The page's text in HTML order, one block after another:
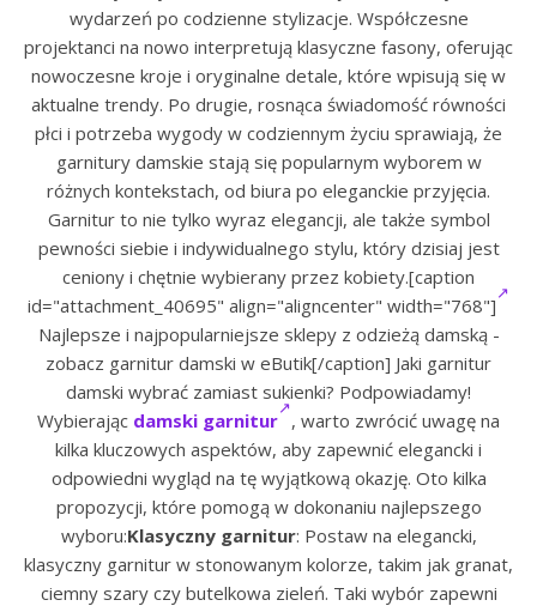
wydarzeń po codzienne stylizacje. Współczesne
projektanci na nowo interpretują klasyczne fasony, oferując
nowoczesne kroje i oryginalne detale, które wpisują się w
aktualne trendy. Po drugie, rosnąca świadomość równości
płci i potrzeba wygody w codziennym życiu sprawiają, że
garnitury damskie stają się popularnym wyborem w
różnych kontekstach, od biura po eleganckie przyjęcia.
Garnitur to nie tylko wyraz elegancji, ale także symbol
pewności siebie i indywidualnego stylu, który dzisiaj jest
ceniony i chętnie wybierany przez kobiety.[caption
id="attachment_40695" align="aligncenter" width="768"]
Najlepsze i najpopularniejsze sklepy z odzieżą damską -
zobacz garnitur damski w eButik[/caption] Jaki garnitur
damski wybrać zamiast sukienki? Podpowiadamy!
Wybierając damski garnitur , warto zwrócić uwagę na
kilka kluczowych aspektów, aby zapewnić elegancki i
odpowiedni wygląd na tę wyjątkową okazję. Oto kilka
propozycji, które pomogą w dokonaniu najlepszego
wyboru:Klasyczny garnitur: Postaw na elegancki,
klasyczny garnitur w stonowanym kolorze, takim jak granat,
ciemny szary czy butelkowa zieleń. Taki wybór zapewni